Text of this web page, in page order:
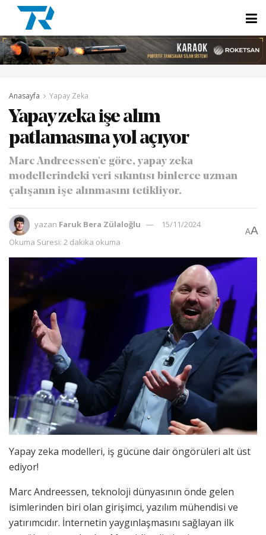
Anasayfa Yapay Zeka
Yapay zeka işe alım
patlamasına yol açıyor
Marc Andreessen'e göre, yapay zeka
modellerindeki veri sıkıntısı binlerce uzman
çalışanın işe alınmasını tetikliyor.
yazan Faruk Bera Zülaloğlu
15/11/2024
Okuma Süresi: 2 dakika okuma
AA
Yapay zeka modelleri, iş gücüne dair öngörüleri alt üst
ediyor!
Marc Andreessen, teknoloji dünyasının önde gelen
isimlerinden biri olan girişimci, yazılım mühendisi ve
yatırımcıdır. İnternetin yaygınlaşmasını sağlayan ilk